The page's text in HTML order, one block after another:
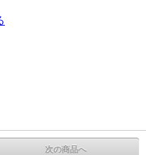
次の商品へ